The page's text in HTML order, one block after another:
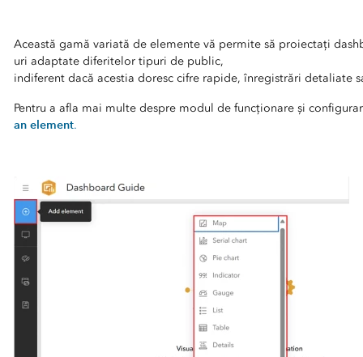
Această gamă variată de elemente vă permite să proiectați
uri adaptate diferitelor tipuri de public,
indiferent dacă acestia doresc cifre rapide, înregistrări detaliate
Pentru a afla mai multe despre modul de funcționare și
an element.